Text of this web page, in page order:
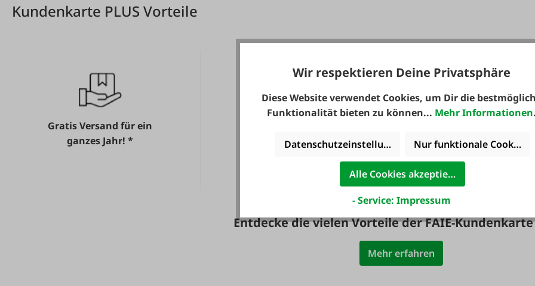
Kundenkarte PLUS Vorteile
Gratis Versand für ein
ganzes Jahr! *
inkludiert!
Langzeit-
Entdecke die vielen Vorteile der FAIE-Kundenkarte
Mehr erfahren
Wir respektieren Deine Privatsphäre
Diese Website verwendet Cookies, um Dir die
Funktionalität bieten zu können... Mehr Informationen
Datenschutzeinstellungen Nur funktionale Cookies
Alle Cookies akzeptieren
- Service: Impressum